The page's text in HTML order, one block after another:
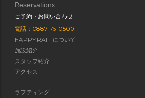
Reservations
ご予約・お問い合わせ
電話：0887-75-0500
HAPPY RAFTについて
施設紹介
スタッフ紹介
アクセス
ラフティング